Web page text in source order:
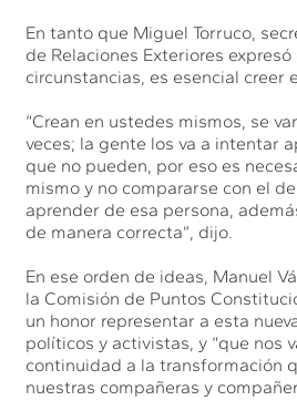
En tanto que Miguel Torruco,
de Relaciones Exteriores
circunstancias, es esencial creer
“Crean en ustedes mismos, se
veces; la gente los va a intentar
que no pueden, por eso es
mismo y no compararse con el
aprender de esa persona,
de manera correcta”, dijo.
En ese orden de ideas, Manuel
la Comisión de Puntos
un honor representar a esta
políticos y activistas, y “que nos
continuidad a la transformación
nuestras compañeras y